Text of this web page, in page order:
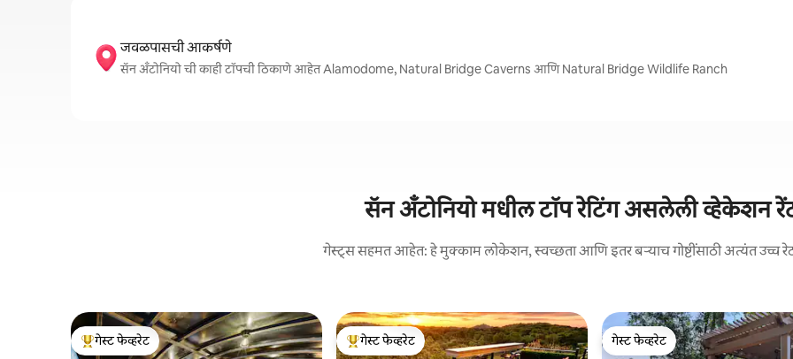
जवळपासची आकर्षणे
सॅन अँटोनियो ची काही टॉपची ठिकाणे आहेत Alamodome, Natural Bridge Caverns आणि Natural Bridge Wildlife Ranch
सॅन अँटोनियो मधील टॉप रेटिंग असलेली व्हेकेशन
गेस्ट्स सहमत आहेत: हे मुक्काम लोकेशन, स्वच्छता आणि इतर बऱ्याच गोष्टींसाठी अत्यंत
टॉप गेस्ट फेव्हरेट
गेस्ट फेव्हरेट
टॉप गेस्ट फेव्हरेट
गेस्ट फेव्हरेट
गेस्ट फेव्हरेट
गेस्ट फेव्हरेट